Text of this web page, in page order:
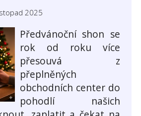
2025
Předvánoční shon se
rok od roku více
přesouvá z
přeplněných
obchodních center do
pohodlí našich